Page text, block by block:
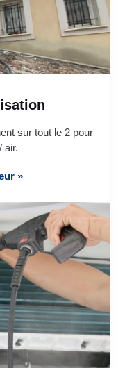
sur tout le 2 pour
air.
»